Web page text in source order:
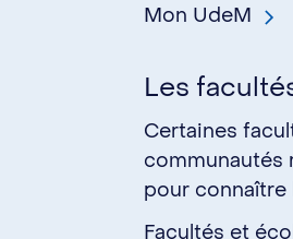
Mon UdeM
Les
Certaines
communautés
pour connaître
Facultés et